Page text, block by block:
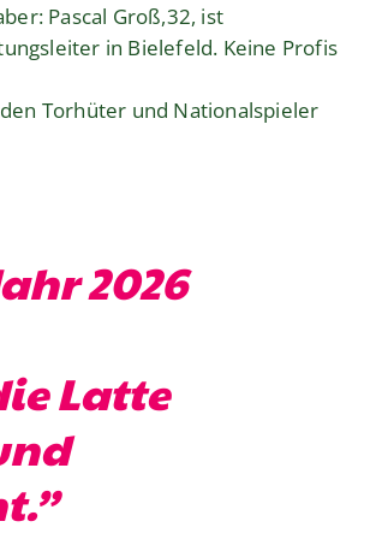
Pascal Groß,32, ist
in Bielefeld. Keine Profis
Torhüter und Nationalspieler
2026
Latte